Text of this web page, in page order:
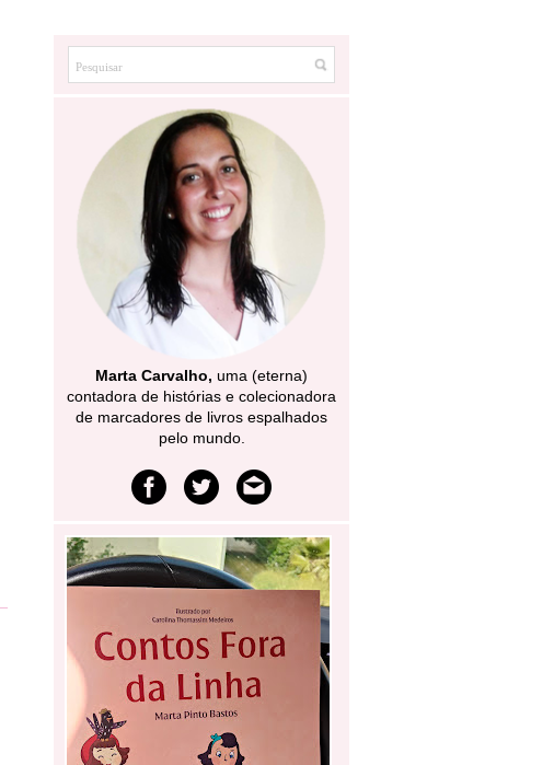
Marta Carvalho, uma (eterna)
contadora de histórias e colecionadora
de marcadores de livros espalhados
pelo mundo.